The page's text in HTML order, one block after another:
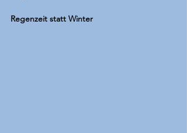
Regenzeit statt Winter